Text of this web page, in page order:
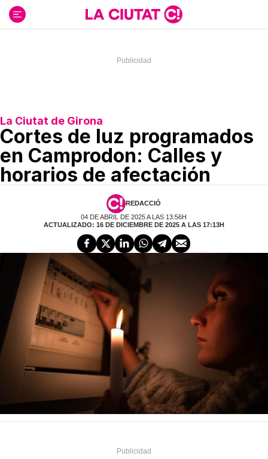
contenido
La Ciutat de Girona
Cortes de luz programados
en Camprodon: Calles y
horarios de afectación
REDACCIÓ
04 DE ABRIL DE 2025 A LAS 13:56H
ACTUALIZADO: 16 DE DICIEMBRE DE 2025 A LAS 17:13H